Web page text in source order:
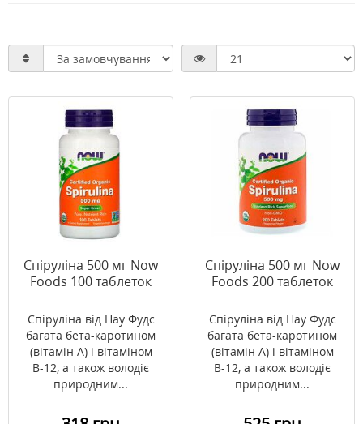
Спіруліна 500 мг Now
Foods 100 таблеток
Спіруліна від Нау Фудс
багата бета-каротином
(вітамін А) і вітаміном
В-12, а також володіє
природним...
Спіруліна 500 мг Now
Foods 200 таблеток
Спіруліна від Нау Фудс
багата бета-каротином
(вітамін А) і вітаміном
В-12, а також володіє
природним...